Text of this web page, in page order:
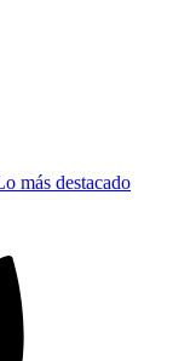
más destacado